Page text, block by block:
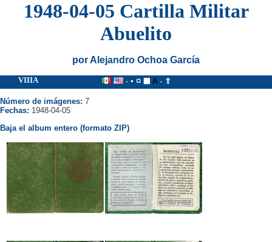
1948-04-05 Cartilla Militar
Abuelito
por Alejandro Ochoa García
VIIIA - ▪ ◽⬛ A- ⇑
Número de imágenes: 7
Fechas: 1948-04-05
Baja el album entero (formato ZIP)